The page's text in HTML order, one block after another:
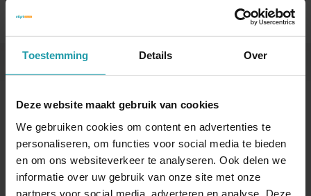
Toestemming Details Over
Deze website maakt gebruik van cookies
We gebruiken cookies om content en advertenties te
personaliseren, om functies voor social media te bieden
en om ons websiteverkeer te analyseren. Ook delen we
informatie over uw gebruik van onze site met onze
partners voor social media, adverteren en analyse. Deze